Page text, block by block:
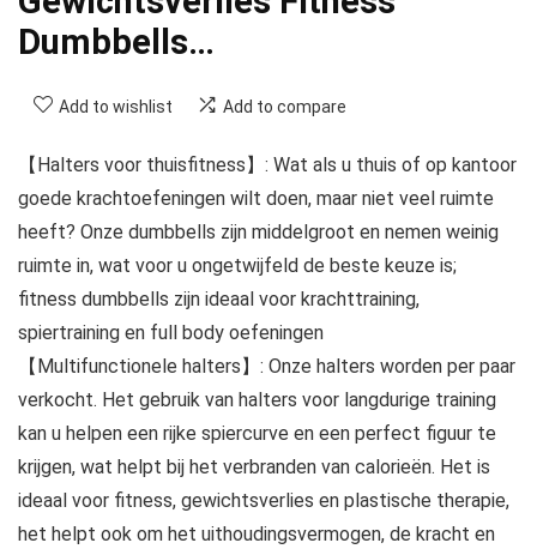
Dumbbells…
Add to wishlist Add to compare
【Halters voor thuisfitness】: Wat als u thuis of op kantoor
goede krachtoefeningen wilt doen, maar niet veel ruimte
heeft? Onze dumbbells zijn middelgroot en nemen weinig
ruimte in, wat voor u ongetwijfeld de beste keuze is;
fitness dumbbells zijn ideaal voor krachttraining,
spiertraining en full body oefeningen
【Multifunctionele halters】: Onze halters worden per paar
verkocht. Het gebruik van halters voor langdurige training
kan u helpen een rijke spiercurve en een perfect figuur te
krijgen, wat helpt bij het verbranden van calorieën. Het is
ideaal voor fitness, gewichtsverlies en plastische therapie,
het helpt ook om het uithoudingsvermogen, de kracht en